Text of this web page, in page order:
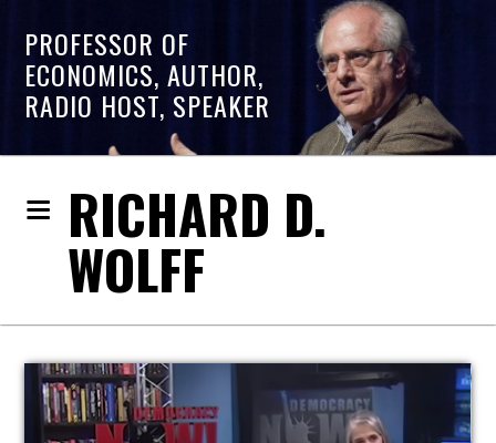
PROFESSOR OF
ECONOMICS, AUTHOR,
RADIO HOST, SPEAKER
RICHARD D.
WOLFF